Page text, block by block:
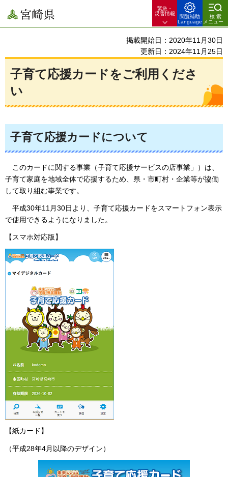
宮崎県
緊急・
災害情報
閲覧補助
Language
検索
メニュー
掲載開始日：2020年11月30日
更新日：2024年11月25日
子育て応援カードをご利用くださ
い
子育て応援カードについて
このカードに関する事業（子育て応援サービスの店事業」）は、
子育て家庭を地域全体で応援するため、県・市町村・企業等が協働
して取り組む事業です。
平成30年11月30日より、子育て応援カードをスマートフォン表示
で使用できるようになりました。
【スマホ対応版】
【紙カード】
（平成28年4月以降のデザイン）